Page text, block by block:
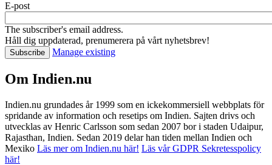
E-post
The subscriber's email address.
Håll dig uppdaterad, prenumerera på vårt nyhetsbrev!
Manage existing
Om Indien.nu
Indien.nu grundades år 1999 som en ickekommersiell webbplats för
spridande av information och resetips om Indien. Sajten drivs och
utvecklas av Henric Carlsson som sedan 2007 bor i staden Udaipur,
Rajasthan, Indien. Sedan 2019 delar han tiden mellan Indien och
Mexiko Läs mer om Indien.nu här! Läs vår GDPR Sekretesspolicy
här!